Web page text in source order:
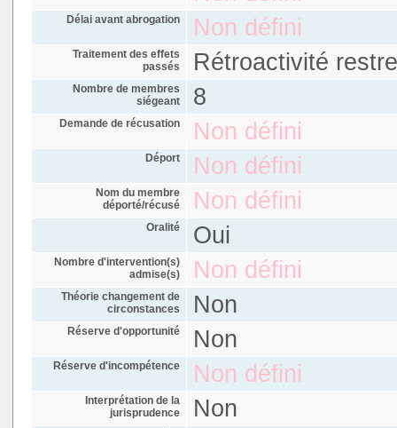
Délai avant abrogation Non défini
Traitement des effets
passés
Rétroactivité
Nombre de membres
siégeant
8
Demande de récusation Non défini
Déport Non défini
Nom du membre
déporté/récusé
Non défini
Oralité Oui
Nombre d'intervention(s)
admise(s)
Non défini
Théorie changement de
circonstances
Non
Réserve d'opportunité Non
Réserve d'incompétence Non défini
Interprétation de la
jurisprudence
Non